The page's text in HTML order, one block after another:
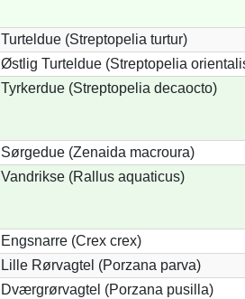
Turteldue (Streptopelia turtur)
Østlig Turteldue (Streptopelia
Tyrkerdue (Streptopelia decaocto)
Sørgedue (Zenaida macroura)
Vandrikse (Rallus aquaticus)
Engsnarre (Crex crex)
Lille Rørvagtel (Porzana parva)
Dværgrørvagtel (Porzana pusilla)